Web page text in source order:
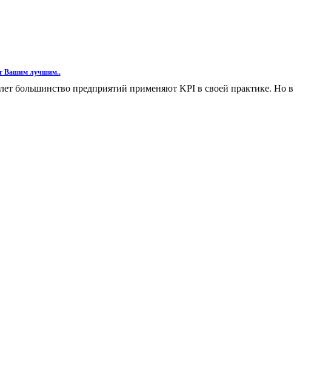
Вашим лучшим..
большинство предприятий применяют KPI в своей практике. Но в